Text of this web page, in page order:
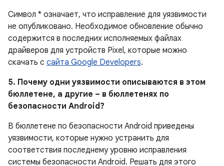
Символ * означает, что исправление для уязвимости
не опубликовано. Необходимое обновление обычно
содержится в последних исполняемых файлах
драйверов для устройств Pixel, которые можно
скачать с сайта Google Developers.
5. Почему одни уязвимости описываются в этом
бюллетене, а другие – в бюллетенях по
безопасности Android?
В бюллетене по безопасности Android приведены
уязвимости, которые нужно устранить для
соответствия последнему уровню исправления
системы безопасности Android. Решать для этого